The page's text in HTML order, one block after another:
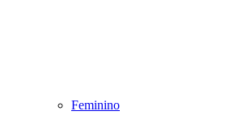
Feminino